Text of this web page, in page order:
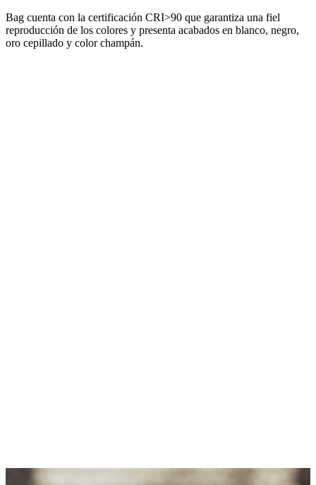
Bag cuenta con la certificación CRI>90 que garantiza una fiel
reproducción de los colores y presenta acabados en blanco, negro,
oro cepillado y color champán.